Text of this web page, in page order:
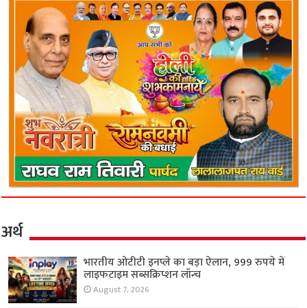
अर्थ
भारतीय ओटीटी इनप्ले का बड़ा ऐलान, 999 रुपये में
लाइफटाइम सब्सक्रिप्शन लॉन्च
August 7, 2026